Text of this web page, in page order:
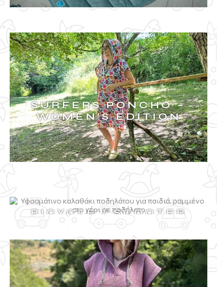
SURFERS PONCHO –
WOMEN’S EDITION
BICYCLE / SCOOTER